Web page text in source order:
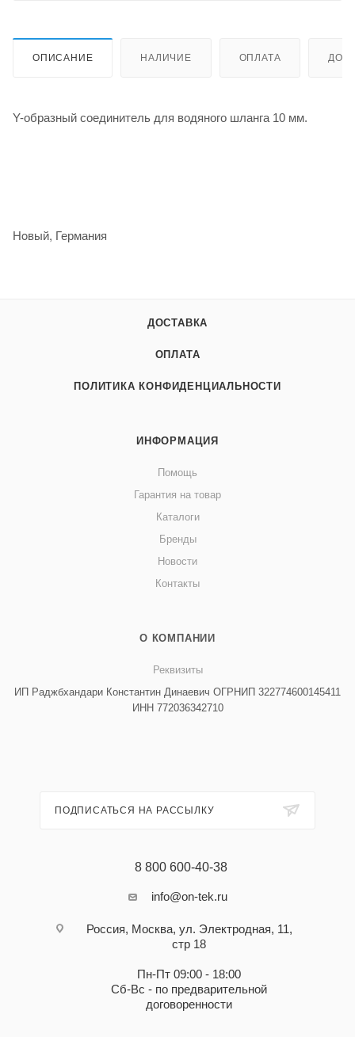
ОПИСАНИЕ НАЛИЧИЕ ОПЛАТА
Y-образный соединитель для водяного шланга 10 мм.
Нoвый, Германия
ДОСТАВКА
ОПЛАТА
ПОЛИТИКА КОНФИДЕНЦИАЛЬНОСТИ
ИНФОРМАЦИЯ
Помощь
Гарантия на товар
Каталоги
Бренды
Новости
Контакты
О КОМПАНИИ
Реквизиты
ИП Раджбхандари Константин Динаевич ОГРНИП 322774600145411
ИНН 772036342710
ПОДПИСАТЬСЯ НА РАССЫЛКУ
8 800 600-40-38
info@on-tek.ru
Россия, Москва, ул. Электродная, 11,
стр 18
Пн-Пт 09:00 - 18:00
Сб-Вс - по предварительной
договоренности